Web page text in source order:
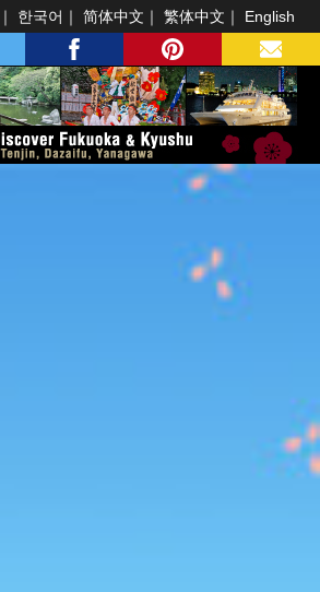
한국어 简体中文 繁体中文 English
facebook pinterest MAIL